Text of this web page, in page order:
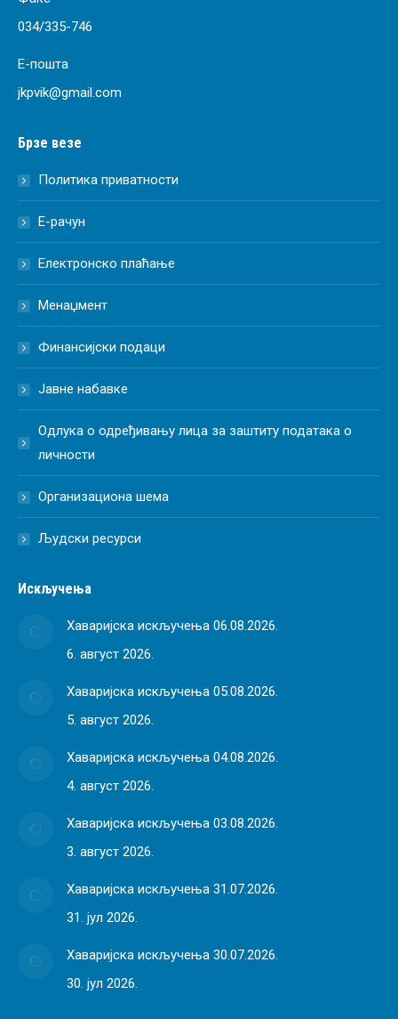
034/335-746
Е-пошта
jkpvik@gmail.com
Брзе везе
Политика приватности
Е-рачун
Електронско плаћање
Менаџмент
Финансијски подаци
Јавне набавке
Одлука о одређивању лица за заштиту података о
личности
Организациона шема
Људски ресурси
Искључења
Хаваријска искључења 06.08.2026.
6. август 2026.
Хаваријска искључења 05.08.2026.
5. август 2026.
Хаваријска искључења 04.08.2026.
4. август 2026.
Хаваријска искључења 03.08.2026.
3. август 2026.
Хаваријска искључења 31.07.2026.
31. јул 2026.
Хаваријска искључења 30.07.2026.
30. јул 2026.